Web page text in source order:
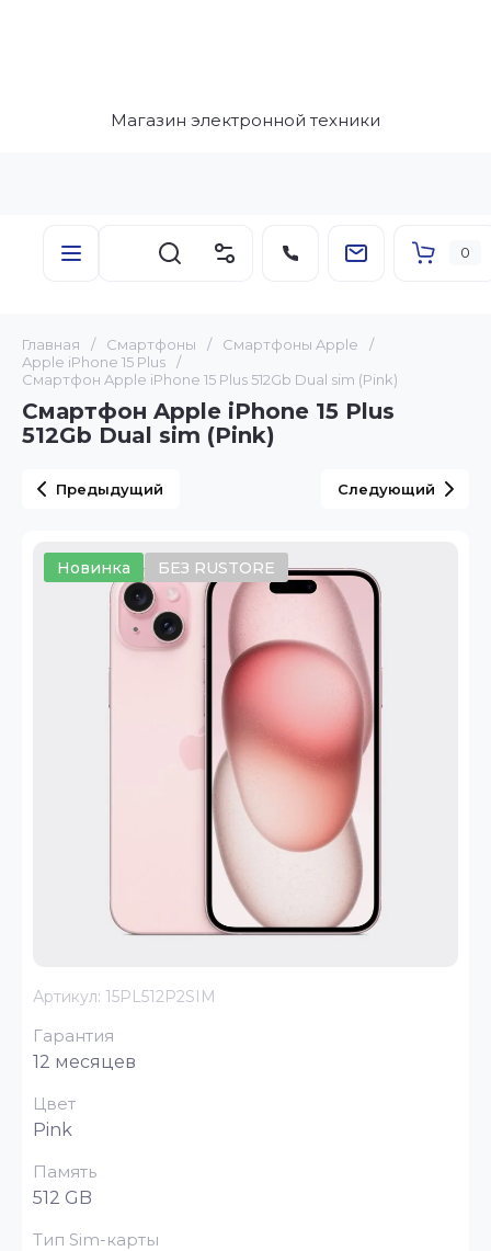
Магазин электронной техники
0
Главная / Смартфоны / Смартфоны Apple
/
Apple iPhone 15 Plus
/
Смартфон Apple iPhone 15 Plus 512Gb Dual sim (Pink)
Смартфон Apple iPhone 15 Plus
512Gb Dual sim (Pink)
Предыдущий Следующий
Новинка БЕЗ RUSTORE
Артикул: 15PL512P2SIM
Гарантия
12 месяцев
Цвет
Pink
Память
512 GB
Тип Sim-карты